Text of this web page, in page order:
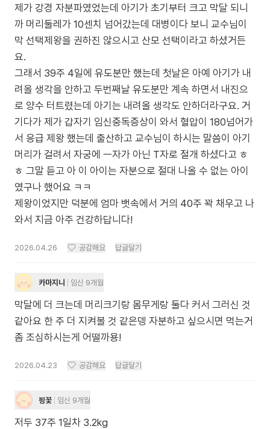
제가 강경 자분파였었는데 아기가 초기부터 크고 막달 되니
까 머리둘레가 10센치 넘어갔는데 대병이다 보니 교수님이
막 선택제왕을 권하진 않으시고 산모 선택이라고 하셨거든
요.
그래서 39주 4일에 유도분만 했는데 첫날은 아예 아기가 내
려올 생각을 안하고 두번째날 유도분만 계속 하면서 내진으
로 양수 터트렸는데 아기는 내려올 생각도 안하더라구요. 거
기다가 제가 갑자기 임신중독증상이 와서 혈압이 180넘어가
서 응급 제왕 했는데 출산하고 교수님이 하시는 말씀이 아기
머리가 걸려서 자궁에 ㅡ자가 아닌 T자로 절개 하셨다고 ㅎ
ㅎ 그말 듣고 아 이 아이는 자분으로 절대 나올 수 없는 아이
였구나 했어요 ㅋㅋ
제왕이었지만 덕분에 엄마 뱃속에서 거의 40주 꽉 채우고 나
와서 지금 아주 건강하답니다!
2026.04.26 공감해요 답글달기
카마지니 임신 9개월
막달에 더 크는데 머리크기랑 몸무게랑 둘다 커서 그러신 것
같아요 한 주 더 지켜볼 것 같은뎅 자분하고 싶으시면 먹는거
좀 조심하시는게 어떨까용!
2026.04.23 공감해요 답글달기
핑꽃 임신 9개월
저두 37주 1일차 3.2kg